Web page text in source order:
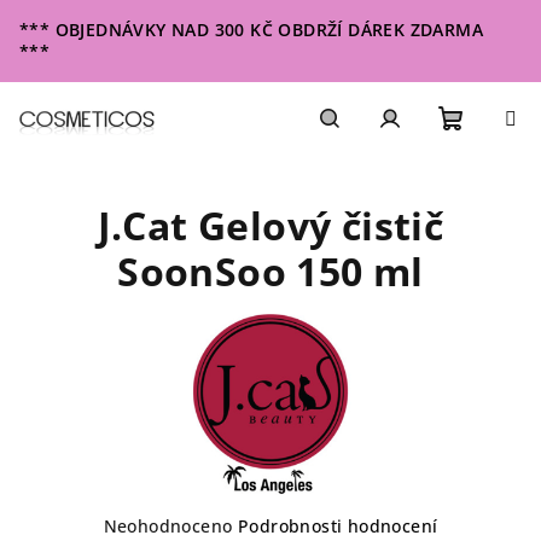
na
obsah
*** OBJEDNÁVKY NAD 300 KČ OBDRŽÍ DÁREK ZDARMA
***
J.Cat Gelový čistič
SoonSoo 150 ml
Průměrné
Neohodnoceno Podrobnosti hodnocení